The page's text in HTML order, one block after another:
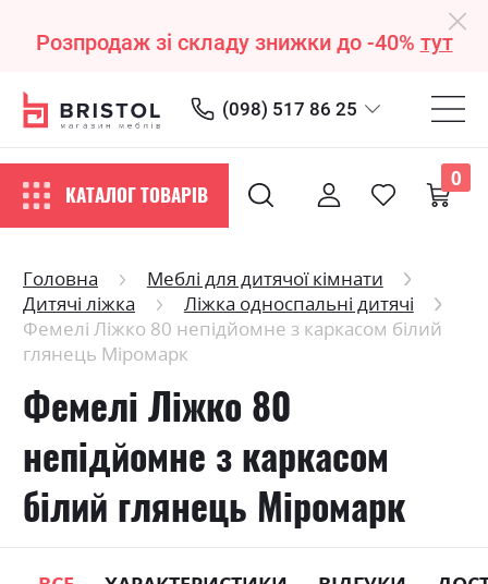
Розпродаж зі складу знижки до -40% тут
(098) 517 86 25
КАТАЛОГ ТОВАРІВ
0
Головна
Меблі для дитячої кімнати
Дитячі ліжка
Ліжка односпальні дитячі
Фемелі Ліжко 80 непідйомне з каркасом білий
глянець Міромарк
Фемелі Ліжко 80
непідйомне з каркасом
білий глянець Міромарк